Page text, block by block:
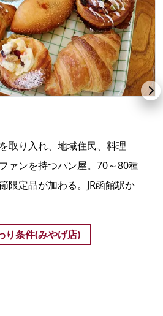
取り入れ、地域住民、料理
ァンを持つパン屋。70～80種
限定品が加わる。JR函館駅か
り条件(みやげ店)